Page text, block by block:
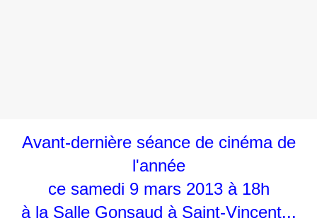
Avant-dernière séance de cinéma de
l'année
ce samedi 9 mars 2013 à 18h
à la Salle Gonsaud à Saint-Vincent...